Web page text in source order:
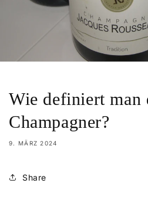
Wie definiert man
Champagner?
9. MÄRZ 2024
Share